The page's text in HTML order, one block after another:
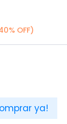
OFF)
ya!